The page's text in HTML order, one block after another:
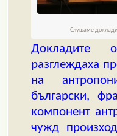
Слушаме
Докладите
разглеждаха
на
български,
компонент
чужд